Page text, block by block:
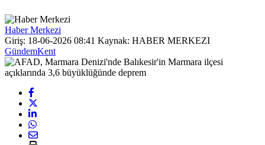
Haber Merkezi
Giriş: 18-06-2026 08:41 Kaynak: HABER MERKEZI
GündemKent